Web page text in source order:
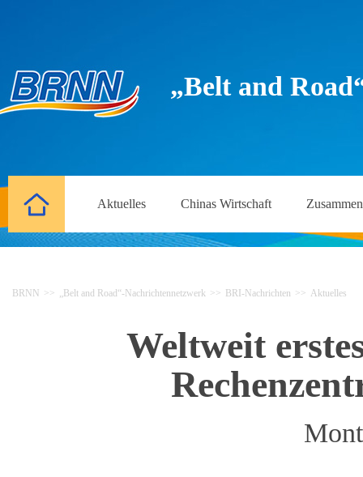
„Belt and
Aktuelles Chinas Wirtschaft
BRNN >> „Belt and Road“-Nachrichtennetzwerk >> BRI-Nachrichten >> Aktuelles
Weltweit